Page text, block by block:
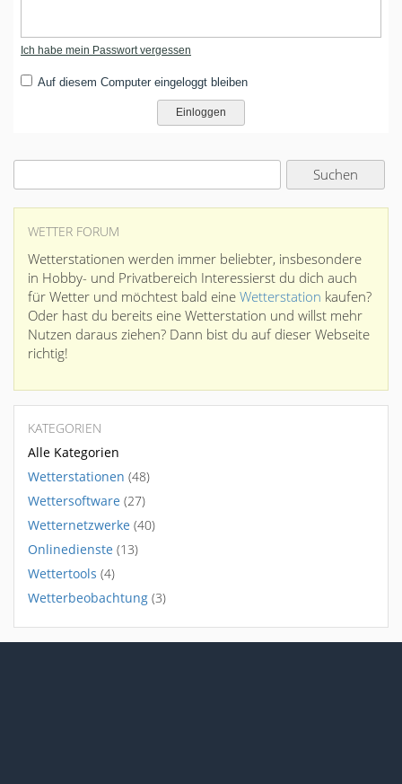
Ich habe mein Passwort vergessen
Auf diesem Computer eingeloggt bleiben
WETTER FORUM
Wetterstationen werden immer beliebter, insbesondere
in Hobby- und Privatbereich Interessierst du dich auch
für Wetter und möchtest bald eine Wetterstation kaufen?
Oder hast du bereits eine Wetterstation und willst mehr
Nutzen daraus ziehen? Dann bist du auf dieser Webseite
richtig!
KATEGORIEN
Alle Kategorien
Wetterstationen (48)
Wettersoftware (27)
Wetternetzwerke (40)
Onlinedienste (13)
Wettertools (4)
Wetterbeobachtung (3)